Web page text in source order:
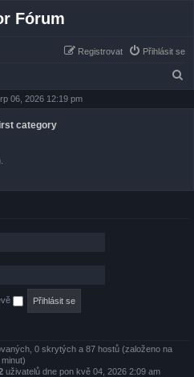
Fórum
Přihlásit se
Registrovat
06, 2026 12:19 pm
category
0 skrytých a 87 hostů (založeno na
uživatelů dne pon kvě 04, 2026 2:09 am